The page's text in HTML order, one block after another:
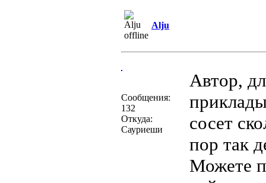
Alju
Сообщения:
132
Откуда:
Сауриеши
Автор,
сосет
пор так
Можете